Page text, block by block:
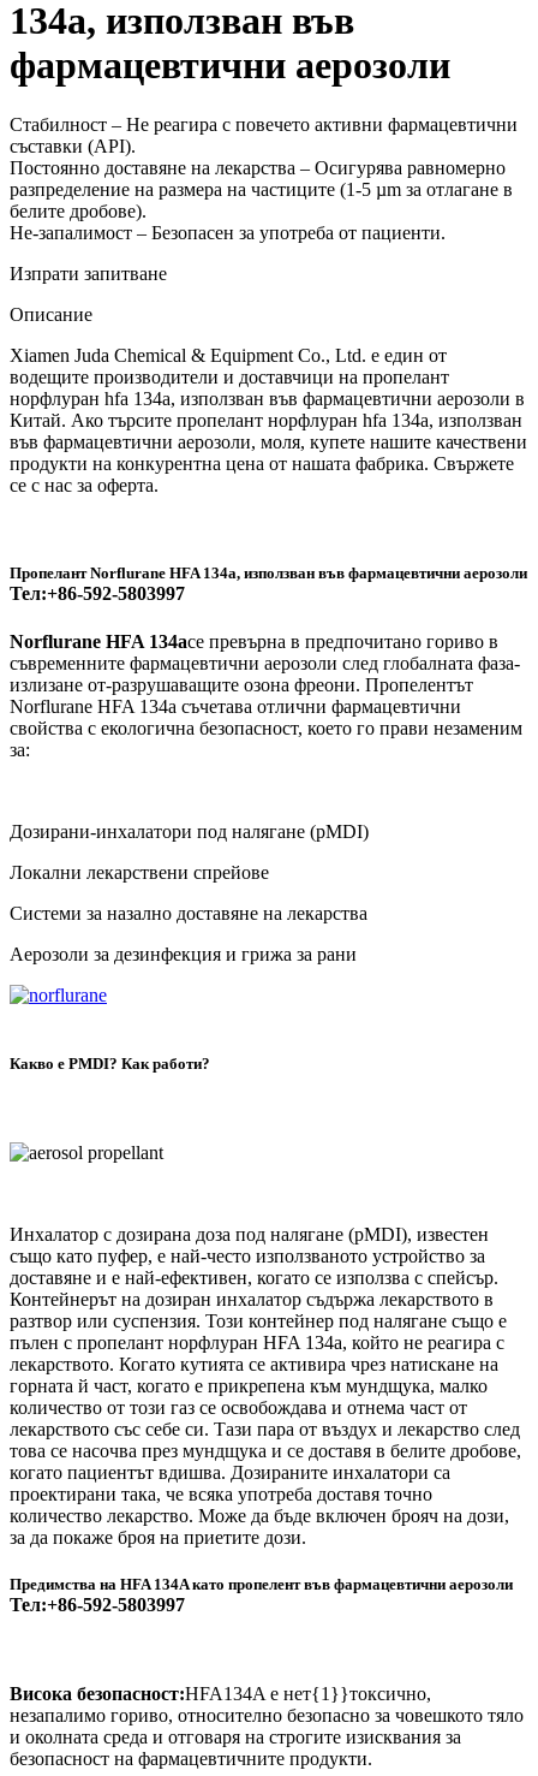
134a, използван във
фармацевтични аерозоли
Стабилност – Не реагира с повечето активни фармацевтични
съставки (API).
Постоянно доставяне на лекарства – Осигурява равномерно
разпределение на размера на частиците (1-5 µm за отлагане в
белите дробове).
Не-запалимост – Безопасен за употреба от пациенти.
Изпрати запитване
Описание
Xiamen Juda Chemical & Equipment Co., Ltd. е един от
водещите производители и доставчици на пропелант
норфлуран hfa 134a, използван във фармацевтични аерозоли в
Китай. Ако търсите пропелант норфлуран hfa 134a, използван
във фармацевтични аерозоли, моля, купете нашите качествени
продукти на конкурентна цена от нашата фабрика. Свържете
се с нас за оферта.
Пропелант Norflurane HFA 134a, използван във фармацевтични аерозоли
Тел:+86-592-5803997
Norflurane HFA 134aсе превърна в предпочитано гориво в
съвременните фармацевтични аерозоли след глобалната фаза-
излизане от-разрушаващите озона фреони. Пропелентът
Norflurane HFA 134a съчетава отлични фармацевтични
свойства с екологична безопасност, което го прави незаменим
за:
Дозирани-инхалатори под налягане (pMDI)
Локални лекарствени спрейове
Системи за назално доставяне на лекарства
Аерозоли за дезинфекция и грижа за рани
Какво е PMDI? Как работи?
Инхалатор с дозирана доза под налягане (pMDI), известен
също като пуфер, е най-често използваното устройство за
доставяне и е най-ефективен, когато се използва с спейсър.
Контейнерът на дозиран инхалатор съдържа лекарството в
разтвор или суспензия. Този контейнер под налягане също е
пълен с пропелант норфлуран HFA 134a, който не реагира с
лекарството. Когато кутията се активира чрез натискане на
горната й част, когато е прикрепена към мундщука, малко
количество от този газ се освобождава и отнема част от
лекарството със себе си. Тази пара от въздух и лекарство след
това се насочва през мундщука и се доставя в белите дробове,
когато пациентът вдишва. Дозираните инхалатори са
проектирани така, че всяка употреба доставя точно
количество лекарство. Може да бъде включен брояч на дози,
за да покаже броя на приетите дози.
Предимства на HFA 134A като пропелент във фармацевтични аерозоли
Тел:+86-592-5803997
Висока безопасност:HFA134A е нет{1}}токсично,
незапалимо гориво, относително безопасно за човешкото тяло
и околната среда и отговаря на строгите изисквания за
безопасност на фармацевтичните продукти.